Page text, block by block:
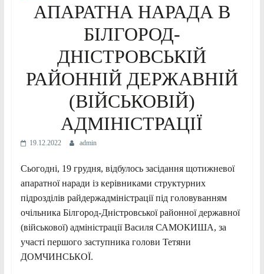
АПАРАТНА НАРАДА В
БІЛГОРОД-
ДНІСТРОВСЬКІЙ
РАЙОННІЙ ДЕРЖАВНІЙ
(ВІЙСЬКОВІЙ)
АДМІНІСТРАЦІЇ
19.12.2022 admin
Сьогодні, 19 грудня, відбулось засідання щотижневої
апаратної наради із керівниками структурних
підрозділів райдержадміністрації під головуванням
очільника Білгород-Дністровської районної державної
(військової) адміністрації Василя САМОКИША, за
участі першого заступника голови Тетяни
ДОМЧИНСЬКОЇ.